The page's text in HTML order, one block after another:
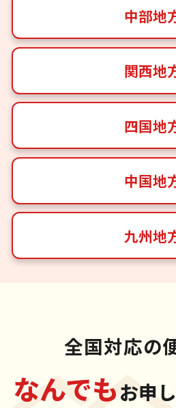
中部地
関西地
四国地
中国地
九州地
全国対応の
なんでもお申